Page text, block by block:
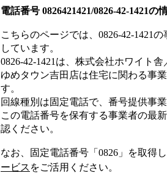
電話番号 0826421421/0826-42-1421の
こちらのページでは、 0826-42-1421の
しています。
0826-42-1421 は、 株式会社ホワイト舎
ゆめタウン吉田店は住宅に関わる事
す。
回線種別は固定電話で、番号提供事
この電話番号を保有する事業者の最
認ください。
なお、固定電話番号「 0826 」を取得
ービス をご活用ください。